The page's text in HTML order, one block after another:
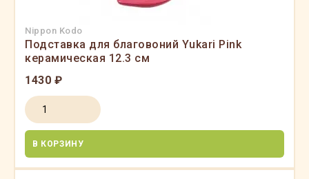
Nippon Kodo
Подставка для благовоний Yukari Pink
керамическая 12.3 см
1430 ₽
В КОРЗИНУ